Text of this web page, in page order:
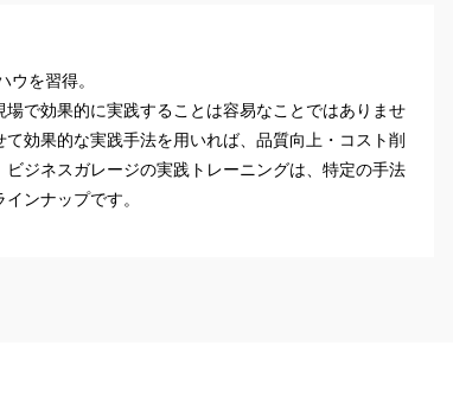
を習得。
で効果的に実践することは容易なことではありませ
効果的な実践手法を用いれば、品質向上・コスト削
ジネスガレージの実践トレーニングは、特定の手法
ンナップです。